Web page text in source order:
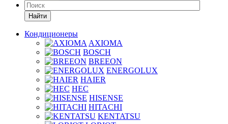
Найти
Кондиционеры
AXIOMA
BOSCH
BREEON
ENERGOLUX
HAIER
HEC
HISENSE
HITACHI
KENTATSU